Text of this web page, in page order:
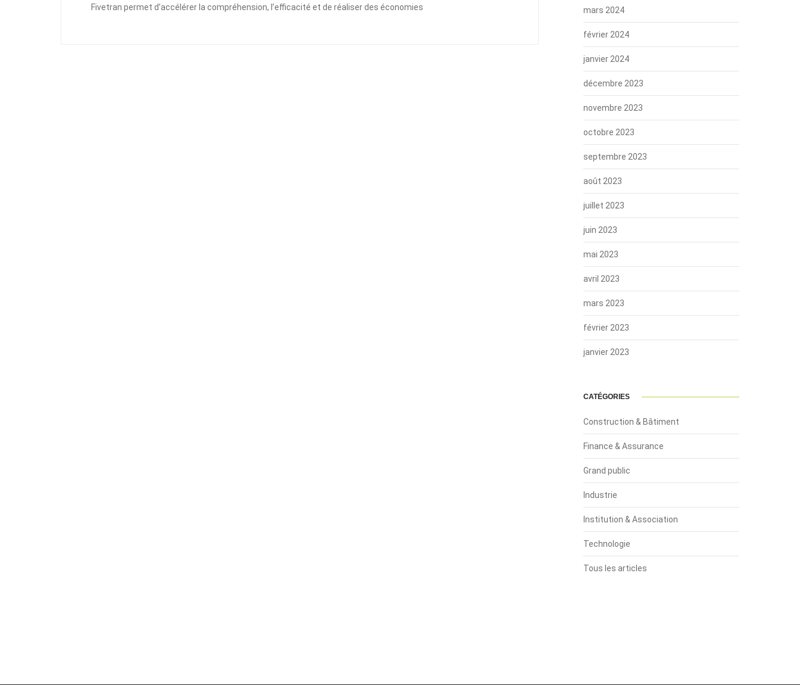
Fivetran permet d’accélérer la compréhension, l’efficacité et de réaliser des économies mars 2024
février 2024
janvier 2024
décembre 2023
novembre 2023
octobre 2023
septembre 2023
août 2023
juillet 2023
juin 2023
mai 2023
avril 2023
mars 2023
février 2023
janvier 2023
CATÉGORIES
Construction & Bâtiment
Finance & Assurance
Grand public
Industrie
Institution & Association
Technologie
Tous les articles